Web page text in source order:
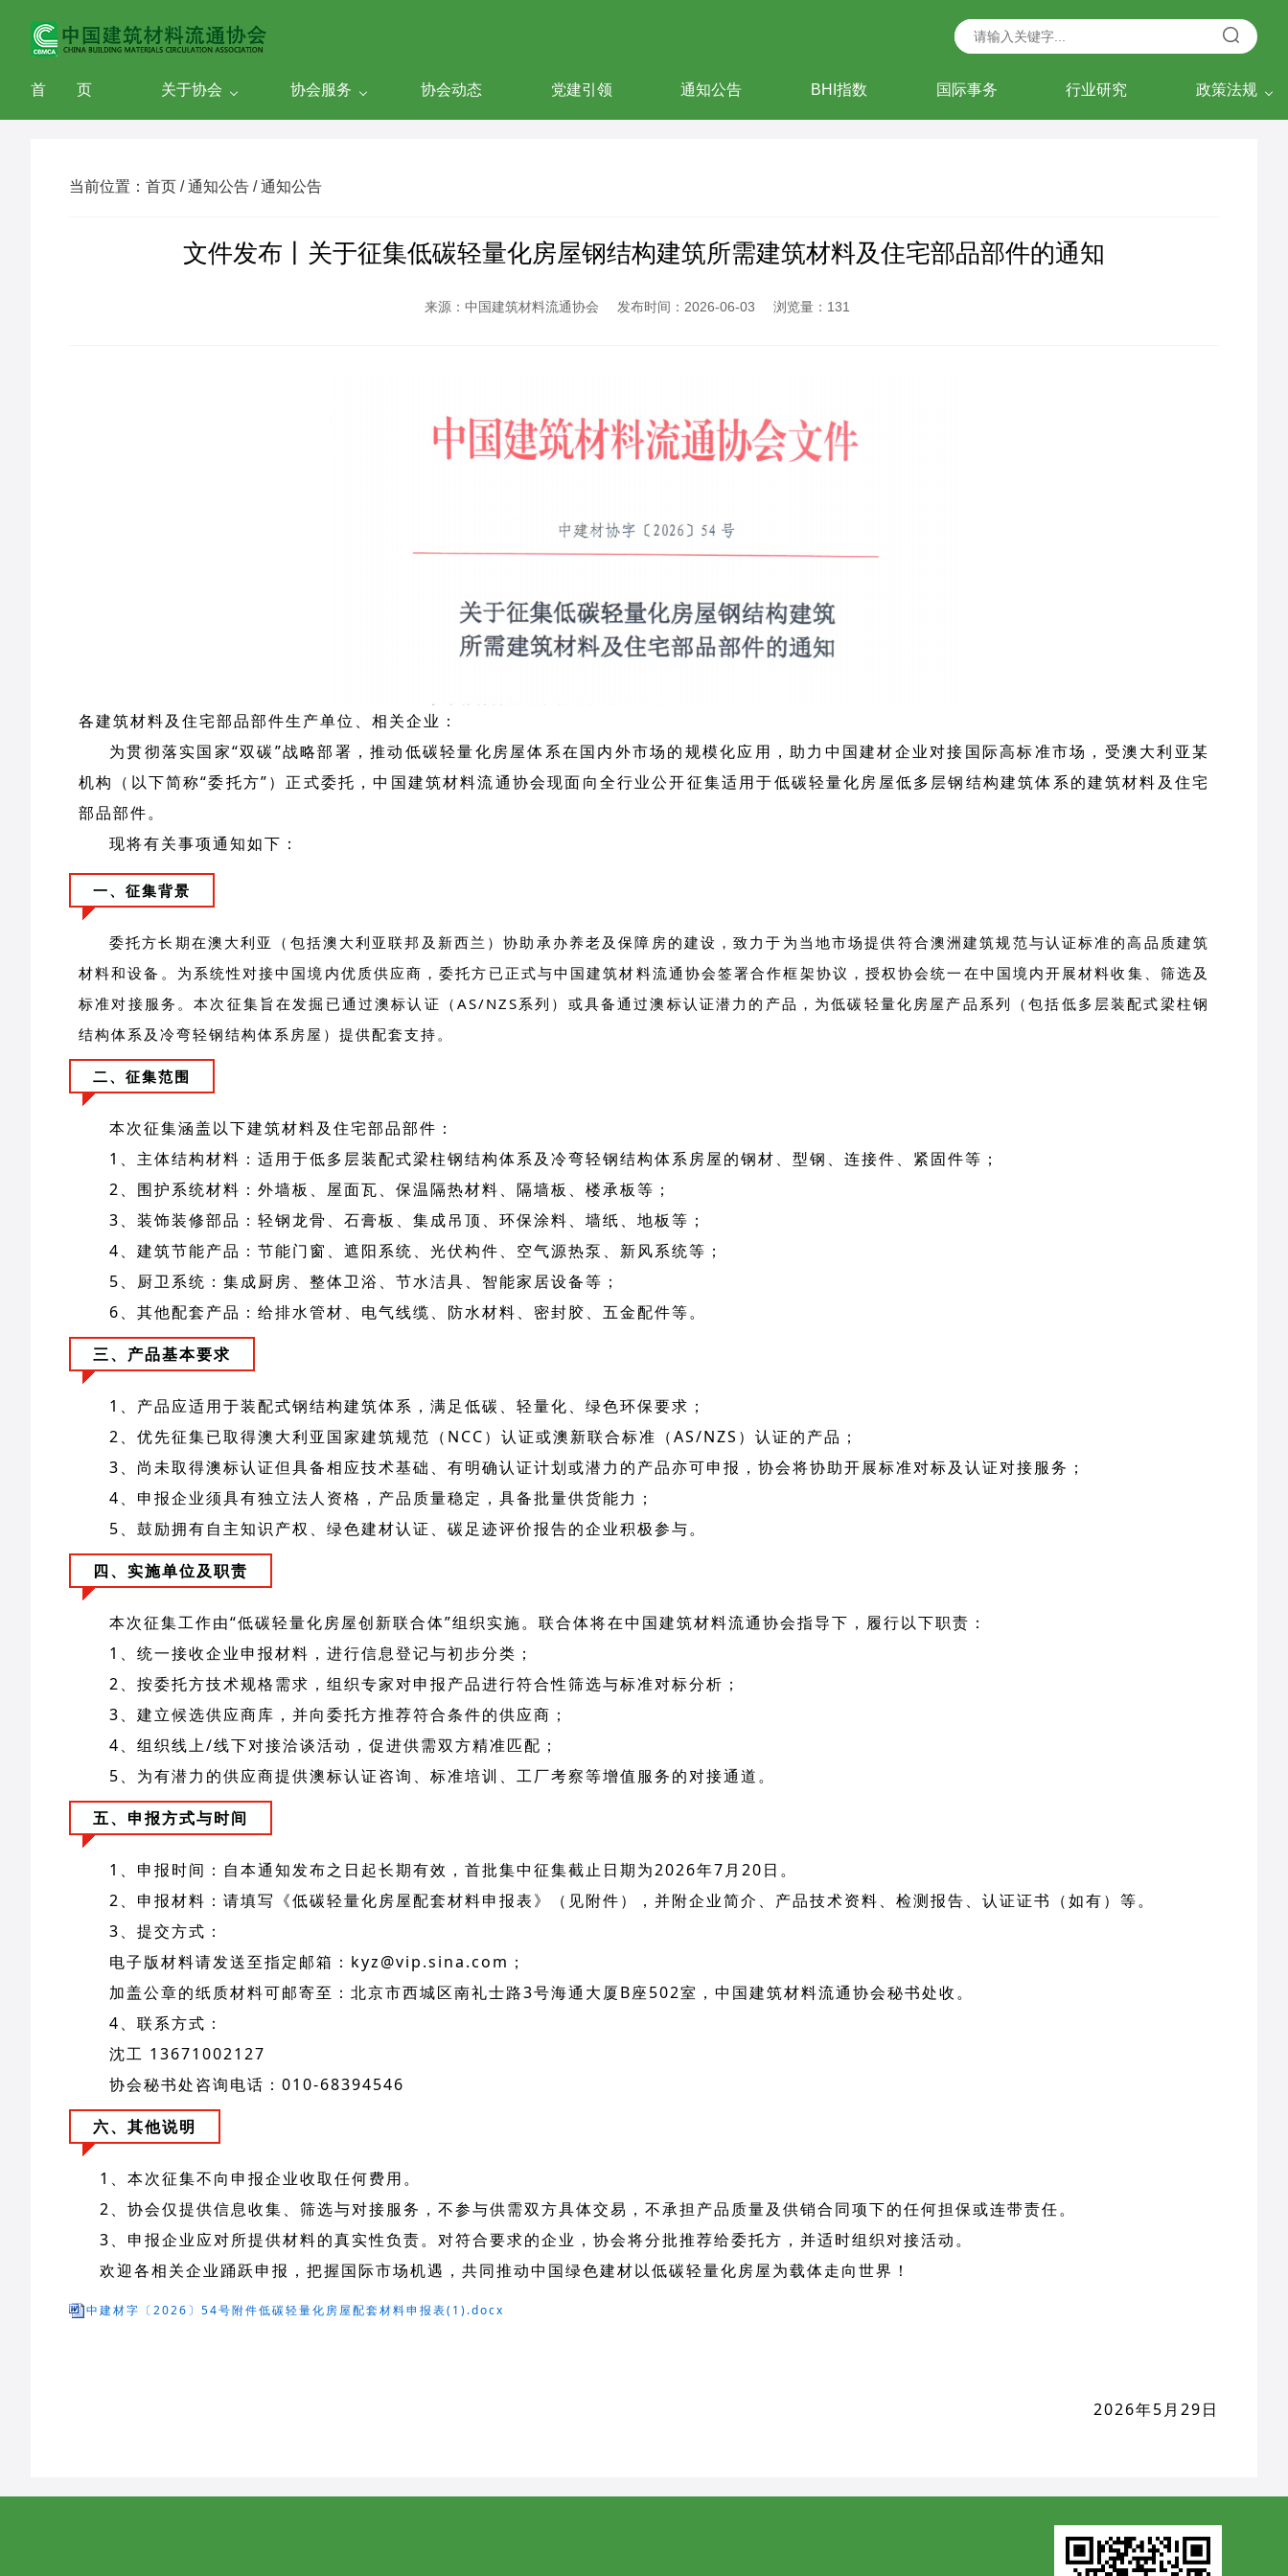
首 页 关于协会 协会服务 协会动态 党建引领 通知公告 BHI指数 国际事务 行业研究 政策法规
当前位置：首页 / 通知公告 / 通知公告
文件发布丨关于征集低碳轻量化房屋钢结构建筑所需建筑材料及住宅部品部件的通知
来源：中国建筑材料流通协会 发布时间：2026-06-03 浏览量：131
各建筑材料及住宅部品部件生产单位、相关企业：
为贯彻落实国家“双碳”战略部署，推动低碳轻量化房屋体系在国内外市场的规模化应用，助力中国建材企业对接国际高标准市场，受澳大利亚某
机构（以下简称“委托方”）正式委托，中国建筑材料流通协会现面向全行业公开征集适用于低碳轻量化房屋低多层钢结构建筑体系的建筑材料及住宅
部品部件。
现将有关事项通知如下：
一、征集背景
委托方长期在澳大利亚 （包括澳大利亚联邦及新西兰）协助承办养老及保障房的建设，致力于为当地市场提供符合澳洲建筑规范与认证标准的高品质建筑
材料和设备。为系统性对接中国境内优质供应商，委托方已正式与中国建筑材料流通协会签署合作框架协议，授权协会统一在中国境内开展材料收集、筛选及
标准对接服务。本次征集旨在发掘已通过澳标认证（AS/NZS系列）或具备通过澳标认证潜力的产品，为低碳轻量化房屋产品系列（包括低多层装配式梁柱钢
结构体系及冷弯轻钢结构体系房屋）提供配套支持。
二、征集范围
本次征集涵盖以下建筑材料及住宅部品部件：
1、主体结构材料：适用于低多层装配式梁柱钢结构体系及冷弯轻钢结构体系房屋的钢材、型钢、连接件、紧固件等；
2、围护系统材料：外墙板、屋面瓦、保温隔热材料、隔墙板、楼承板等；
3、装饰装修部品：轻钢龙骨、石膏板、集成吊顶、环保涂料、墙纸、地板等；
4、建筑节能产品：节能门窗、遮阳系统、光伏构件、空气源热泵、新风系统等；
5、厨卫系统：集成厨房、整体卫浴、节水洁具、智能家居设备等；
6、其他配套产品：给排水管材、电气线缆、防水材料、密封胶、五金配件等。
三、产品基本要求
1、产品应适用于装配式钢结构建筑体系，满足低碳、轻量化、绿色环保要求；
2、优先征集已取得澳大利亚国家建筑规范（NCC）认证或澳新联合标准（AS/NZS）认证的产品；
3、尚未取得澳标认证但具备相应技术基础、有明确认证计划或潜力的产品亦可申报，协会将协助开展标准对标及认证对接服务；
4、申报企业须具有独立法人资格，产品质量稳定，具备批量供货能力；
5、鼓励拥有自主知识产权、绿色建材认证、碳足迹评价报告的企业积极参与。
四、实施单位及职责
本次征集工作由“低碳轻量化房屋创新联合体”组织实施。联合体将在中国建筑材料流通协会指导下，履行以下职责：
1、统一接收企业申报材料，进行信息登记与初步分类；
2、按委托方技术规格需求，组织专家对申报产品进行符合性筛选与标准对标分析；
3、建立候选供应商库，并向委托方推荐符合条件的供应商；
4、组织线上/线下对接洽谈活动，促进供需双方精准匹配；
5、为有潜力的供应商提供澳标认证咨询、标准培训、工厂考察等增值服务的对接通道。
五、申报方式与时间
1、申报时间：自本通知发布之日起长期有效，首批集中征集截止日期为2026年7月20日。
2、申报材料：请填写《低碳轻量化房屋配套材料申报表》（见附件），并附企业简介、产品技术资料、检测报告、认证证书（如有）等。
3、提交方式：
电子版材料请发送至指定邮箱：kyz@vip.sina.com；
加盖公章的纸质材料可邮寄至：北京市西城区南礼士路3号海通大厦B座502室，中国建筑材料流通协会秘书处收。
4、联系方式：
沈工 13671002127
协会秘书处咨询电话：010-68394546
六、其他说明
1、本次征集不向申报企业收取任何费用。
2、协会仅提供信息收集、筛选与对接服务，不参与供需双方具体交易，不承担产品质量及供销合同项下的任何担保或连带责任。
3、申报企业应对所提供材料的真实性负责。对符合要求的企业，协会将分批推荐给委托方，并适时组织对接活动。
欢迎各相关企业踊跃申报，把握国际市场机遇，共同推动中国绿色建材以低碳轻量化房屋为载体走向世界！
中建材字〔2026〕54号附件低碳轻量化房屋配套材料申报表(1).docx
2026年5月29日